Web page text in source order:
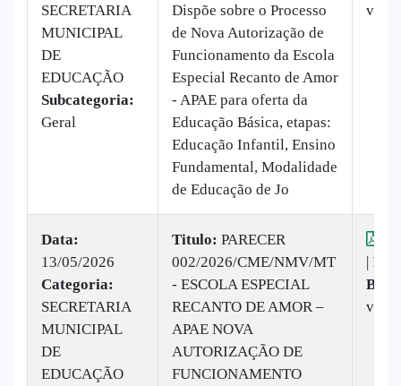
SECRETARIA
MUNICIPAL
DE
EDUCAÇÃO
Subcategoria:
Geral
Dispõe sobre o Processo
de Nova Autorização de
Funcionamento da Escola
Especial Recanto de Amor
- APAE para oferta da
Educação Básica, etapas:
Educação Infantil, Ensino
Fundamental, Modalidade
de Educação de Jo
vezes
Data:
13/05/2026
Categoria:
SECRETARIA
MUNICIPAL
DE
EDUCAÇÃO
Titulo: PARECER
002/2026/CME/NMV/MT
- ESCOLA ESPECIAL
RECANTO DE AMOR –
APAE NOVA
AUTORIZAÇÃO DE
FUNCIONAMENTO
|
vezes